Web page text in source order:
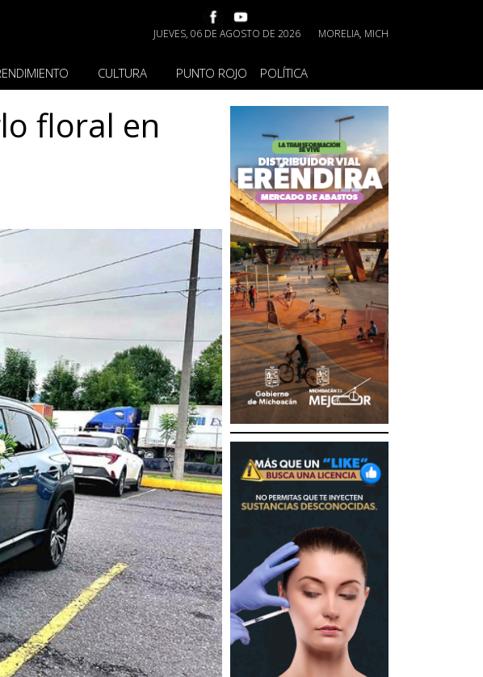
JUEVES, 06 DE AGOSTO DE 2026 MORELIA, MICH
CULTURA PUNTO ROJO POLÍTICA
floral en